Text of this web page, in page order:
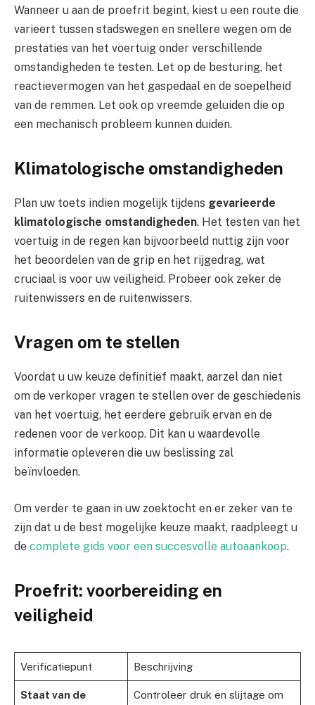
Wanneer u aan de proefrit begint, kiest u een route die
varieert tussen stadswegen en snellere wegen om de
prestaties van het voertuig onder verschillende
omstandigheden te testen. Let op de besturing, het
reactievermogen van het gaspedaal en de soepelheid
van de remmen. Let ook op vreemde geluiden die op
een mechanisch probleem kunnen duiden.
Klimatologische omstandigheden
Plan uw toets indien mogelijk tijdens gevarieerde
klimatologische omstandigheden. Het testen van het
voertuig in de regen kan bijvoorbeeld nuttig zijn voor
het beoordelen van de grip en het rijgedrag, wat
cruciaal is voor uw veiligheid. Probeer ook zeker de
ruitenwissers en de ruitenwissers.
Vragen om te stellen
Voordat u uw keuze definitief maakt, aarzel dan niet
om de verkoper vragen te stellen over de geschiedenis
van het voertuig, het eerdere gebruik ervan en de
redenen voor de verkoop. Dit kan u waardevolle
informatie opleveren die uw beslissing zal
beïnvloeden.
Om verder te gaan in uw zoektocht en er zeker van te
zijn dat u de best mogelijke keuze maakt, raadpleegt u
de complete gids voor een succesvolle autoaankoop.
Proefrit: voorbereiding en
veiligheid
Verificatiepunt Beschrijving
Staat van de
Controleer druk en slijtage om